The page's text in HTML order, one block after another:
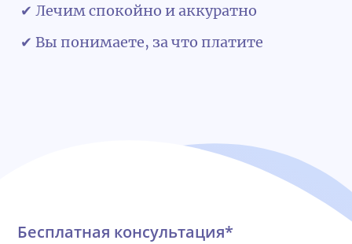
✔ Лечим спокойно и аккуратно
✔ Вы понимаете, за что платите
Бесплатная консультация*